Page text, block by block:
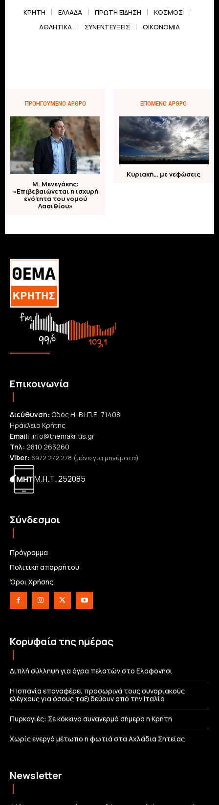
ΚΡΗΤΗ ΕΛΛΆΔΑ ΠΡΏΤΗ ΕΊΔΗΣΗ
ΚΌΣΜΟΣ
ΑΘΛΗΤΙΚΆ
ΣΥΝΕΝΤΕΎΞΕΙΣ ΟΙΚΟΝΟΜΊΑ
ΠΡΟΗΓΟΎΜΕΝΟ ΆΡΘΡΟ
Μ. Μενεγάκης:
«Επιβεβαιώνεται η ισχυρή
ενότητα του νομού
Λασιθίου»
ΕΠΌΜΕΝΟ ΆΡΘΡΟ
Κυριακή… με νεφώσεις
Επικοινωνία
Διεύθυνση: Οδός Η, Β.Ι.Π.Ε, 71408,
Ηράκλειο Κρήτης
Email: info@themakritis.gr
Τηλ: 2810 263260
Viber: 6972 272 278 (μόνο για μηνύματα)
Μ.Η.Τ. 252085
Σύνδεσμοι
Πρόγραμμα
Πολιτική απορρήτου
Όροι Χρήσης
Κορυφαία της ημέρας
Διπλή σύλληψη για άγρα πελατών στο Ελαφονήσι
Η Ισπανία επαναφέρει προσωρινά τους συνοριακούς
ελέγχους για όσους ταξιδεύουν από την Ιταλία
Πυρκαγιές: Σε κόκκινο συναγερμό σήμερα η Κρήτη
Χωρίς ενεργό μέτωπο η φωτιά στα Αχλάδια Σητείας
Newsletter